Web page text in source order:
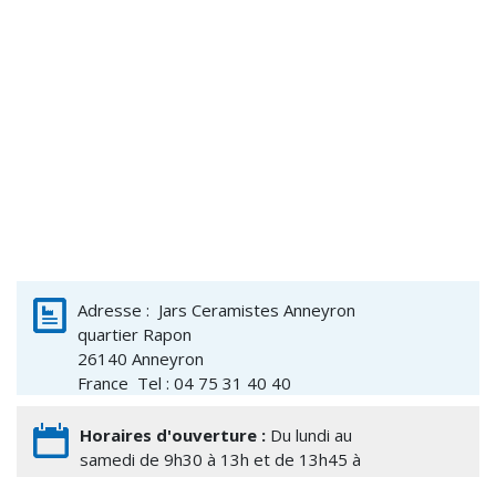
Adresse : Jars Ceramistes Anneyron
quartier Rapon
26140 Anneyron
France Tel : 04 75 31 40 40
Horaires d'ouverture : Du lundi au
samedi de 9h30 à 13h et de 13h45 à